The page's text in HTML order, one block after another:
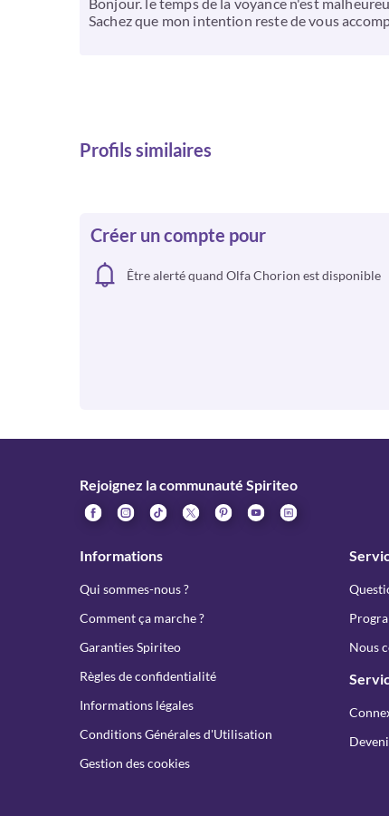
Sachez que mon intention reste de vous
Profils similaires
Créer un compte pour
Être alerté quand Olfa Chorion est disponible
Rejoignez la communauté Spiriteo
Informations
Qui sommes-nous ?
Comment ça marche ?
Garanties Spiriteo
Règles de confidentialité
Informations légales
Conditions Générales d'Utilisation
Gestion des cookies
Nous